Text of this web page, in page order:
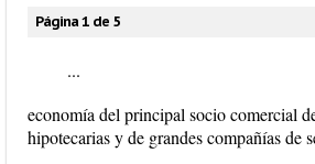
Página 1 de 5
...
economía del principal socio comercial
hipotecarias y de grandes compañías de